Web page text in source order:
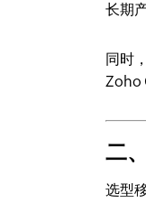
长期
同时
Zoho
二
选型